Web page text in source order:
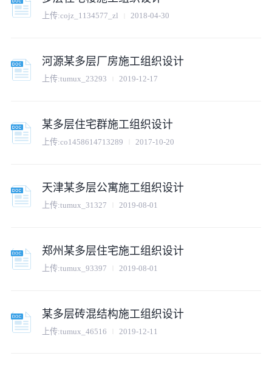
上传:cojz_1134577_zl 2018-04-30
河源某多层厂房施工组织设计
上传:tumux_23293 2019-12-17
某多层住宅群施工组织设计
上传:co1458614713289 2017-10-20
天津某多层公寓施工组织设计
上传:tumux_31327 2019-08-01
郑州某多层住宅施工组织设计
上传:tumux_93397 2019-08-01
某多层砖混结构施工组织设计
上传:tumux_46516 2019-12-11